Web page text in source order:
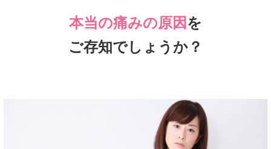
本当の痛みの原因 を
ご存知でしょうか？